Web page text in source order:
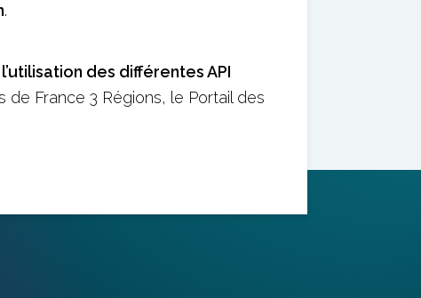
.
des différentes API
de France 3 Régions, le Portail des